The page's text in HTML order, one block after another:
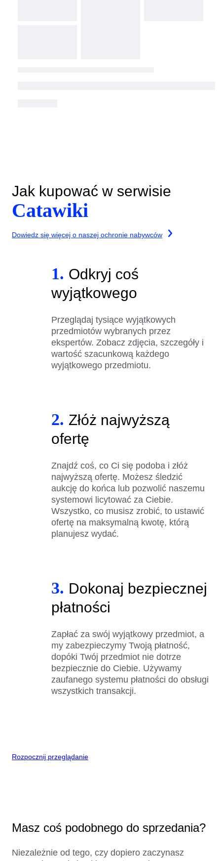
Jak kupować w serwisie
Catawiki
Dowiedz się więcej o naszej ochronie nabywców
1. Odkryj coś
wyjątkowego
Przeglądaj tysiące wyjątkowych
przedmiotów wybranych przez
ekspertów. Zobacz zdjęcia, szczegóły i
wartość szacunkową każdego
wyjątkowego przedmiotu.
2. Złóż najwyższą
ofertę
Znajdź coś, co Ci się podoba i złóż
najwyższą ofertę. Możesz śledzić
aukcję do końca lub pozwolić naszemu
systemowi licytować za Ciebie.
Wszystko, co musisz zrobić, to ustawić
ofertę na maksymalną kwotę, którą
planujesz wydać.
3. Dokonaj bezpiecznej
płatności
Zapłać za swój wyjątkowy przedmiot, a
my zabezpieczymy Twoją płatność,
dopóki Twój przedmiot nie dotrze
bezpiecznie do Ciebie. Używamy
zaufanego systemu płatności do obsługi
wszystkich transakcji.
Rozpocznij przeglądanie
Masz coś podobnego do sprzedania?
Niezależnie od tego, czy dopiero zaczynasz